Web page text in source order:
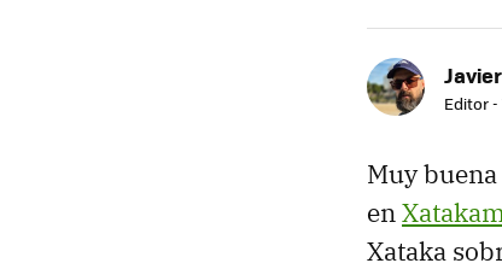
Editor -
Muy
en
Xataka